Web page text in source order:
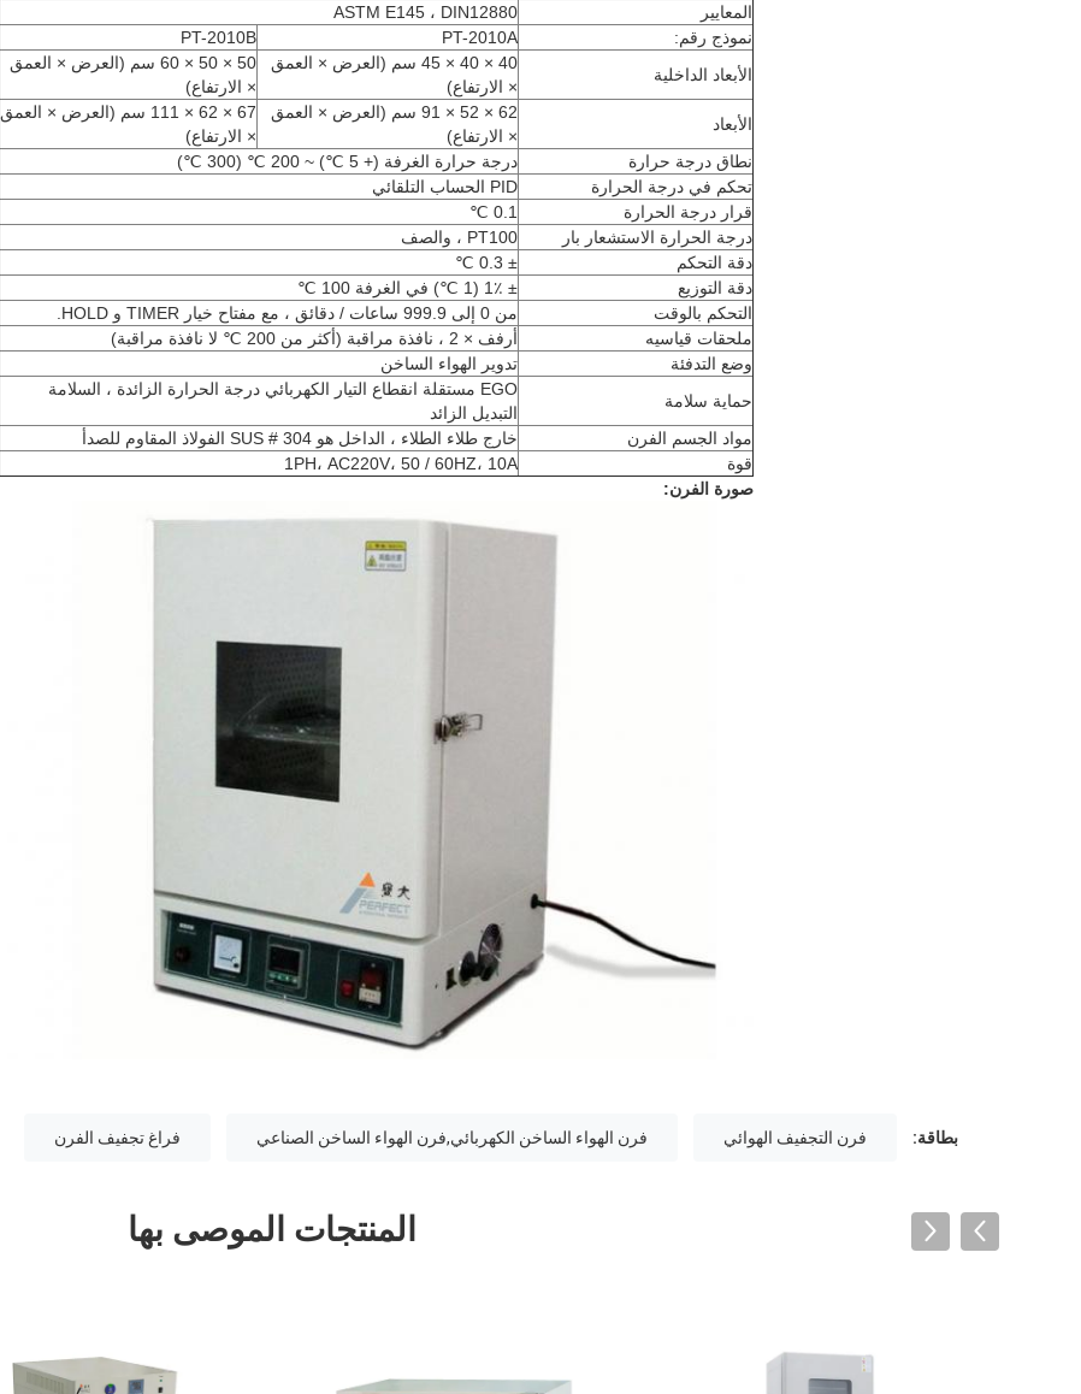
المعايير
ASTM E145 ، DIN12880
نموذج رقم:
PT-2010A
PT-2010B
الأبعاد الداخلية
40 × 40 × 45 سم (العرض × العمق
× الارتفاع)
50 × 50 × 60 سم (العرض × العمق
× الارتفاع)
الأبعاد
62 × 52 × 91 سم (العرض × العمق
× الارتفاع)
67 × 62 × 111 سم (العرض × العمق
× الارتفاع)
نطاق درجة حرارة
درجة حرارة الغرفة (+ 5 ℃) ~ 200 ℃ (300 ℃)
تحكم في درجة الحرارة
PID الحساب التلقائي
قرار درجة الحرارة
0.1 ℃
درجة الحرارة الاستشعار بار
PT100 ، والصف
دقة التحكم
± 0.3 ℃
دقة التوزيع
± 1٪ (1 ℃) في الغرفة 100 ℃
التحكم بالوقت
من 0 إلى 999.9 ساعات / دقائق ، مع مفتاح خيار TIMER و HOLD.
ملحقات قياسيه
أرفف × 2 ، نافذة مراقبة (أكثر من 200 ℃ لا نافذة مراقبة)
وضع التدفئة
تدوير الهواء الساخن
حماية سلامة
EGO مستقلة انقطاع التيار الكهربائي درجة الحرارة الزائدة ، السلامة
التبديل الزائد
مواد الجسم الفرن
خارج طلاء الطلاء ، الداخل هو SUS # 304 الفولاذ المقاوم للصدأ
قوة
1PH، AC220V، 50 / 60HZ، 10A
صورة الفرن:
بطاقة: فرن التجفيف الهوائي فرن الهواء الساخن الكهربائي,فرن الهواء الساخن الصناعي فراغ تجفيف الفرن
المنتجات الموصى بها